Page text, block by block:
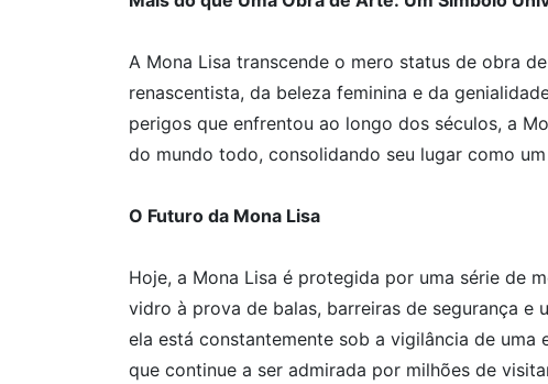
A Mona Lisa transcende o mero status de obra
renascentista, da beleza feminina e da
perigos que enfrentou ao longo dos séculos, a
do mundo todo, consolidando seu lugar como
O Futuro da Mona Lisa
Hoje, a Mona Lisa é protegida por uma série de
vidro à prova de balas, barreiras de segurança e
ela está constantemente sob a vigilância de uma
que continue a ser admirada por milhões de